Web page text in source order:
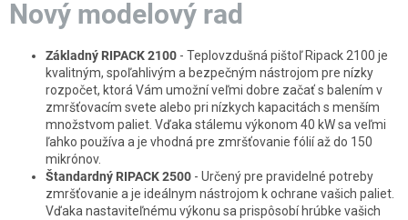
Nový modelový rad
Základný RIPACK 2100 - Teplovzdušná pištoľ Ripack 2100 je
kvalitným, spoľahlivým a bezpečným nástrojom pre nízky
rozpočet, ktorá Vám umožní veľmi dobre začať s balením v
zmršťovacím svete alebo pri nízkych kapacitách s menším
množstvom paliet. Vďaka stálemu výkonom 40 kW sa veľmi
ľahko používa a je vhodná pre zmršťovanie fólií až do 150
mikrónov.
Štandardný RIPACK 2500 - Určený pre pravidelné potreby
zmršťovanie a je ideálnym nástrojom k ochrane vašich paliet.
Vďaka nastaviteľnému výkonu sa prispôsobí hrúbke vašich